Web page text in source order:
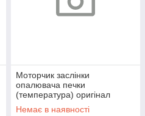
Моторчик заслінки
опалювача печки
(температура) оригінал
Ford/Lincoln 13-
Немає в наявності